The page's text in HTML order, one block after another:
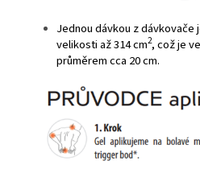
Jednou dávkou z
velikosti až 314 cm2, což je
průměrem cca 20 cm.